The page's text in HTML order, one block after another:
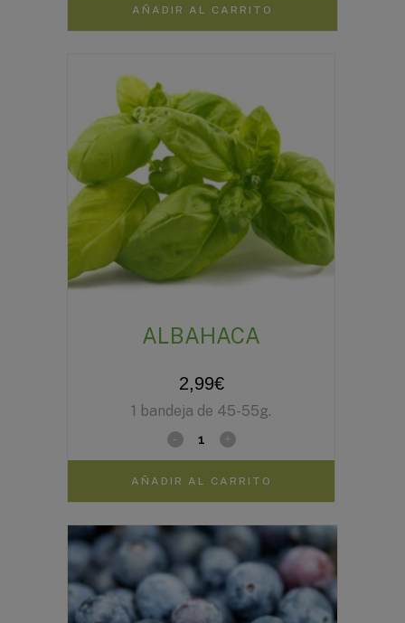
AÑADIR AL CARRITO
AÑADIR AL CARRITO
ALBAHACA
2,99€
1 bandeja de 45-55g.